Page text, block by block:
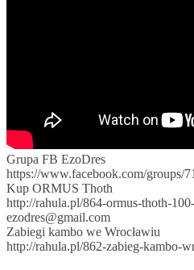
Grupa FB EzoDres
https://www.facebook.com/groups/
Kup ORMUS Thoth
http://rahula.pl/864-ormus-thoth-
ezodres@gmail.com
Zabiegi kambo we Wrocławiu
http://rahula.pl/862-zabieg-kambo-